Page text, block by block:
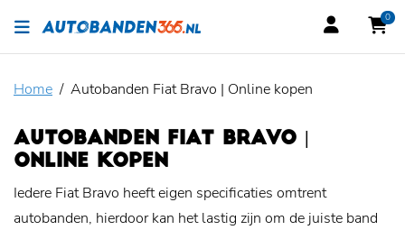
0
Home Autobanden Fiat Bravo | Online kopen
AUTOBANDEN FIAT BRAVO |
ONLINE KOPEN
Iedere Fiat Bravo heeft eigen specificaties omtrent
autobanden, hierdoor kan het lastig zijn om de juiste band